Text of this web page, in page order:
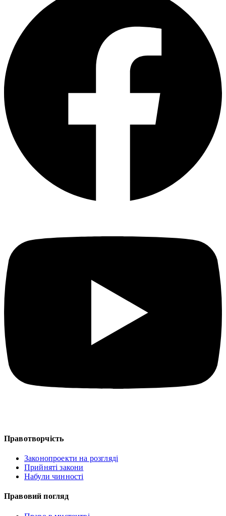
Правотворчість
Законопроекти на розгляді
Прийняті закони
Набули чинності
Правовий погляд